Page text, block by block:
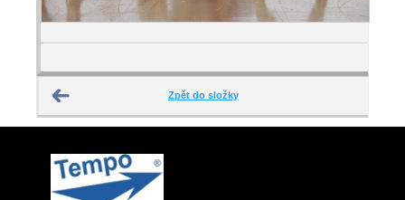
Zpět do složky